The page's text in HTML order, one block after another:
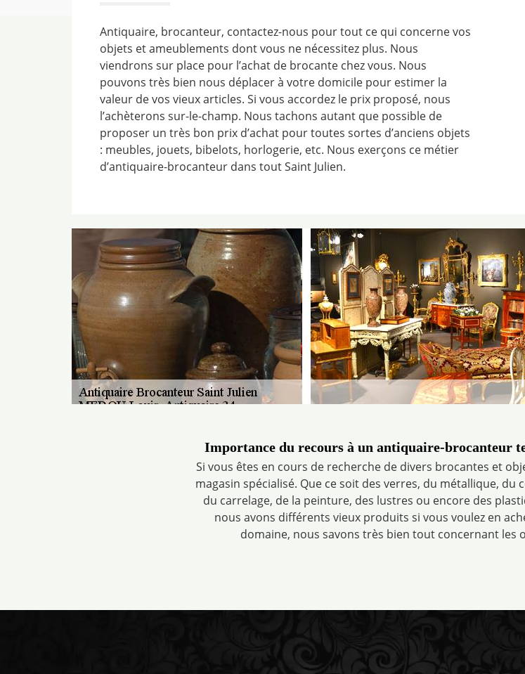
Antiquaire, brocanteur, contactez-nous pour tout ce qui concerne vos
objets et ameublements dont vous ne nécessitez plus. Nous
viendrons sur place pour l’achat de brocante chez vous. Nous
pouvons très bien nous déplacer à votre domicile pour estimer la
valeur de vos vieux articles. Si vous accordez le prix proposé, nous
l’achèterons sur-le-champ. Nous tachons autant que possible de
proposer un très bon prix d’achat pour toutes sortes d’anciens objets
: meubles, jouets, bibelots, horlogerie, etc. Nous exerçons ce métier
d’antiquaire-brocanteur dans tout Saint Julien.
Importance du recours à un antiquaire-brocanteur
Si vous êtes en cours de recherche de divers brocantes et
magasin spécialisé. Que ce soit des verres, du métallique,
du carrelage, de la peinture, des lustres ou encore des
nous avons différents vieux produits si vous voulez en
domaine, nous savons très bien tout concernant les